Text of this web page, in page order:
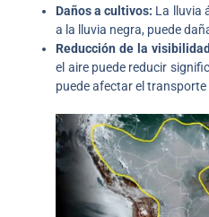
Daños a cultivos: La lluvia
a la lluvia negra, puede
Reducción de la
el aire puede reducir
puede afectar el